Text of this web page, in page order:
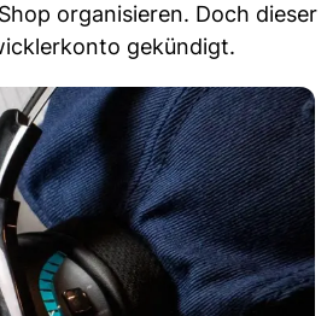
organisieren. Doch dieser
gekündigt.